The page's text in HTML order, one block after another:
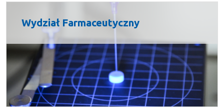
Wydział Farmaceutyczny